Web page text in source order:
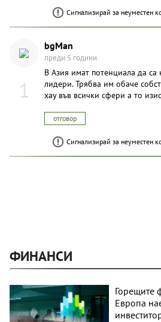
Сигнализирай за неуместен
1
bgMan
преди 5 години
В Азия имат потенциала да са
лидери. Трябва им обаче
хау във всички сфери а то
отговор
Сигнализирай за неуместен
ФИНАНСИ
Горещите
Европа